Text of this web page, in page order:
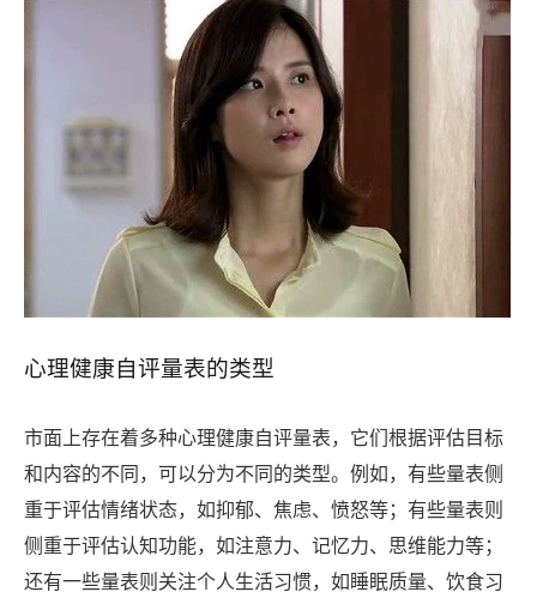
心理健康自评量表的类型
市面上存在着多种心理健康自评量表，它们根据评估目标
和内容的不同，可以分为不同的类型。例如，有些量表侧
重于评估情绪状态，如抑郁、焦虑、愤怒等；有些量表则
侧重于评估认知功能，如注意力、记忆力、思维能力等；
还有一些量表则关注个人生活习惯，如睡眠质量、饮食习